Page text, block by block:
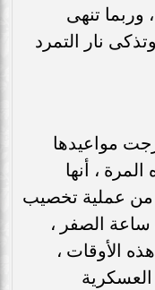
وربما تنهى
نار التمرد
مواعيدها
، أنها
إيران لنسبة 90% من عملية تخصيب
ساعة الصفر ،
الأوقات ،
العسكرية